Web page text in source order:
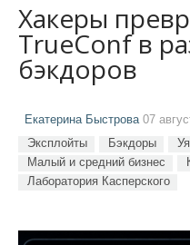
Хакеры
TrueConf в
бэкдоров
Екатерина Быстрова07
Эксплойты Бэкдоры
Малый и средний бизнес
Лаборатория Касперского